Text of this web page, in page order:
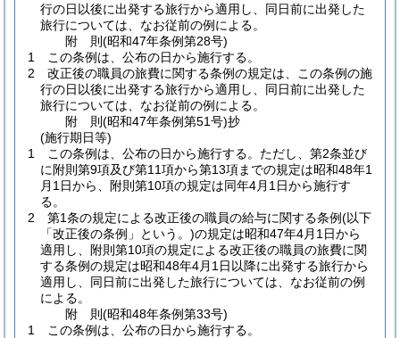
行の日以後に出発する旅行から適用し、同日前に出発した
旅行については、なお従前の例による。
附 則(昭和47年条例第28号)
1
この条例は、公布の日から施行する。
2
改正後の職員の旅費に関する条例の規定は、この条例の施
行の日以後に出発する旅行から適用し、同日前に出発した
旅行については、なお従前の例による。
附 則(昭和47年条例第51号)抄
(施行期日等)
1
この条例は、公布の日から施行する。 ただし、第2条並び
に附則第9項及び第11項から第13項までの規定は昭和48年1
月1日から、附則第10項の規定は同年4月1日から施行す
る。
2
第1条の規定による改正後の職員の給与に関する条例(以下
「改正後の条例」という。)の規定は昭和47年4月1日から
適用し、附則第10項の規定による改正後の職員の旅費に関
する条例の規定は昭和48年4月1日以降に出発する旅行から
適用し、同日前に出発した旅行については、なお従前の例
による。
附 則(昭和48年条例第33号)
1
この条例は、公布の日から施行する。